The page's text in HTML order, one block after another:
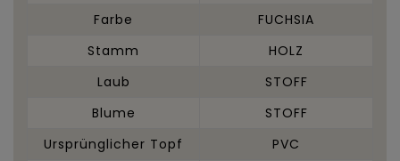
Farbe
FUCHSIA
Stamm
HOLZ
Laub
STOFF
Blume
STOFF
Ursprünglicher Topf
PVC